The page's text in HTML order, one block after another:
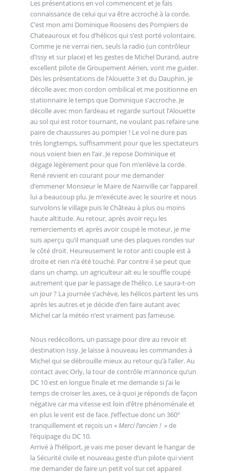
Les présentations en vol commencent et je fais
connaissance de celui qui va être accroché à la corde.
C’est mon ami Dominique Roosens des Pompiers de
Chateauroux et fou d’hélicos qui s’est porté volontaire.
Comme je ne verrai rien, seuls la radio (un contrôleur
d’Issy et sur place) et les gestes de Michel Durand, autre
excellent pilote de Groupement Aérien, vont me guider.
Dès les présentations de l’Alouette 3 et du Dauphin, je
décolle avec mon cordon ombilical et me positionne en
stationnaire le temps que Dominique s’accroche. Je
décolle avec mon fardeau et regarde surtout l’Alouette
au sol qui est rotor tournant, ne voulant pas refaire une
paire de chaussures au pompier ! Le vol ne dure pas
très longtemps, suffisamment pour que les spectateurs
nous voient bien en l’air. Je repose Dominique et
dégage légèrement pour que l’on m’enlève la corde.
René revient en courant pour me demander
d’emmener Monsieur le Maire de Nainville car l’appareil
lui a beaucoup plu. Je m’exécute avec le sourire et nous
survolons le village puis le Château à plus ou moins
haute altitude. Au retour, après avoir reçu les
remerciements et après avoir coupé le moteur, je me
suis aperçu qu’il manquait une des plaques rondes sur
le côté droit. Heureusement le rotor anti couple est à
droite et rien n’a été touché. Par contre il se peut que
dans un champ, un agriculteur ait eu le souffle coupé
autrement que par le passage de l’hélico. Le saura-t-on
un jour ? La journée s’achève, les hélicos partent les uns
après les autres et je décide d’en faire autant avec
Michel car la météo n’est vraiment pas fameuse.
Nous redécollons, un passage pour dire au revoir et
destination Issy. Je laisse à nouveau les commandes à
Michel qui se débrouille mieux au retour qu’à l’aller. Au
contact avec Orly, la tour de contrôle m’annonce qu’un
DC 10 est en longue finale et me demande si j’ai le
temps de croiser les axes, ce à quoi je réponds de façon
négative car ma vitesse est loin d’être phénoménale et
en plus le vent est de face. J’effectue donc un 360°
tranquillement et reçois un «Merci l’ancien ! » de
l’équipage du DC 10.
Arrivé à l’héliport, je vais me poser devant le hangar de
la Sécurité civile et nouveau geste d’un pilote qui vient
me demander de faire un petit vol sur cet appareil